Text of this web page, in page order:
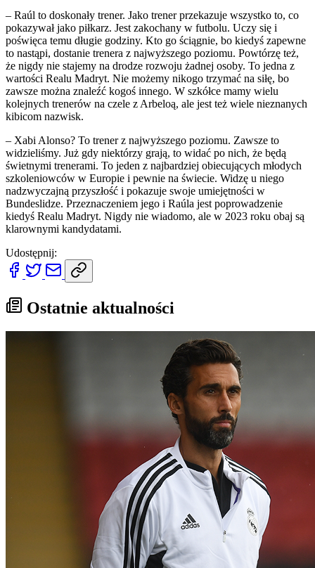
– Raúl to doskonały trener. Jako trener przekazuje wszystko to, co
pokazywał jako piłkarz. Jest zakochany w futbolu. Uczy się i
poświęca temu długie godziny. Kto go ściągnie, bo kiedyś zapewne
to nastąpi, dostanie trenera z najwyższego poziomu. Powtórzę też,
że nigdy nie stajemy na drodze rozwoju żadnej osoby. To jedna z
wartości Realu Madryt. Nie możemy nikogo trzymać na siłę, bo
zawsze można znaleźć kogoś innego. W szkółce mamy wielu
kolejnych trenerów na czele z Arbeloą, ale jest też wiele nieznanych
kibicom nazwisk.
– Xabi Alonso? To trener z najwyższego poziomu. Zawsze to
widzieliśmy. Już gdy niektórzy grają, to widać po nich, że będą
świetnymi trenerami. To jeden z najbardziej obiecujących młodych
szkoleniowców w Europie i pewnie na świecie. Widzę u niego
nadzwyczajną przyszłość i pokazuje swoje umiejętności w
Bundeslidze. Przeznaczeniem jego i Raúla jest poprowadzenie
kiedyś Realu Madryt. Nigdy nie wiadomo, ale w 2023 roku obaj są
klarownymi kandydatami.
Udostępnij:
Ostatnie aktualności